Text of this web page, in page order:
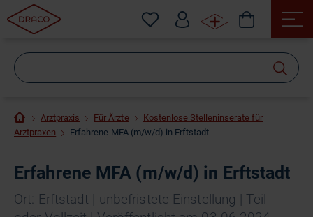
Arztpraxis Für Ärzte
Kostenlose Stelleninserate für
Arztpraxen
Erfahrene MFA (m/w/d) in Erftstadt
Erfahrene MFA (m/w/d) in Erftstadt
Ort: Erftstadt | unbefristete Einstellung | Teil-
suchen